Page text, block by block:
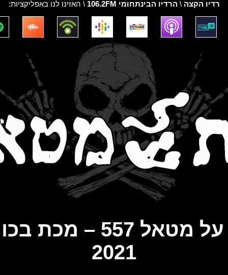
רדיו הקצה \ הרדיו הבינתחומי 106.2FM \ האזינו לנו באפליקציות:
מת על מטאל 557 –
2021